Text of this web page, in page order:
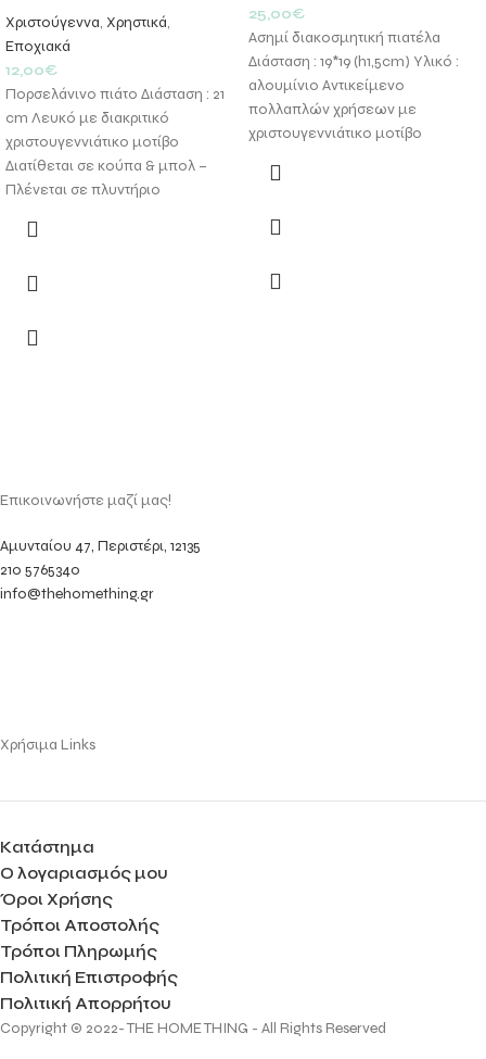
Χριστούγεννα, Χρηστικά,
Εποχιακά
12,00€
Πορσελάνινο πιάτο Διάσταση : 21
cm Λευκό με διακριτικό
χριστουγεννιάτικο μοτίβο
Διατίθεται σε κούπα & μπολ –
Πλένεται σε πλυντήριο
25,00€
Ασημί διακοσμητική πιατέλα
Διάσταση : 19*19 (h1,5cm) Υλικό :
αλουμίνιο Αντικείμενο
πολλαπλών χρήσεων με
χριστουγεννιάτικο μοτίβο
Επικοινωνήστε μαζί μας!
Αμυνταίου 47, Περιστέρι, 12135
210 5765340
info@thehomething.gr
Χρήσιμα Links
Κατάστημα
Ο λογαριασμός μου
Όροι Χρήσης
Τρόποι Αποστολής
Τρόποι Πληρωμής
Πολιτική Επιστροφής
Πολιτική Απορρήτου
Copyright © 2022- THE HOME THING - All Rights Reserved